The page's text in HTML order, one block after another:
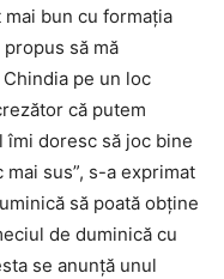
bun cu formația
să mă
pe un loc
că putem
doresc să joc bine
sus”, s-a exprimat
să poată obține
de duminică cu
se anunță unul